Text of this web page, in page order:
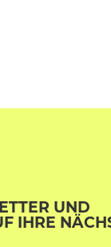
UND
IHRE